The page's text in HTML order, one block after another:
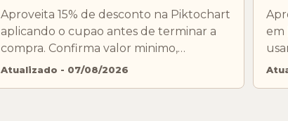
Aproveita 15% de desconto na Piktochart
aplicando o cupao antes de terminar a
compra. Confirma valor minimo,
exclusoes e validade.
Atualizado - 07/08/2026
em